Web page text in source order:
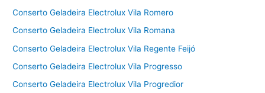
Conserto Geladeira Electrolux Vila Romero
Conserto Geladeira Electrolux Vila Romana
Conserto Geladeira Electrolux Vila Regente Feijó
Conserto Geladeira Electrolux Vila Progresso
Conserto Geladeira Electrolux Vila Progredior